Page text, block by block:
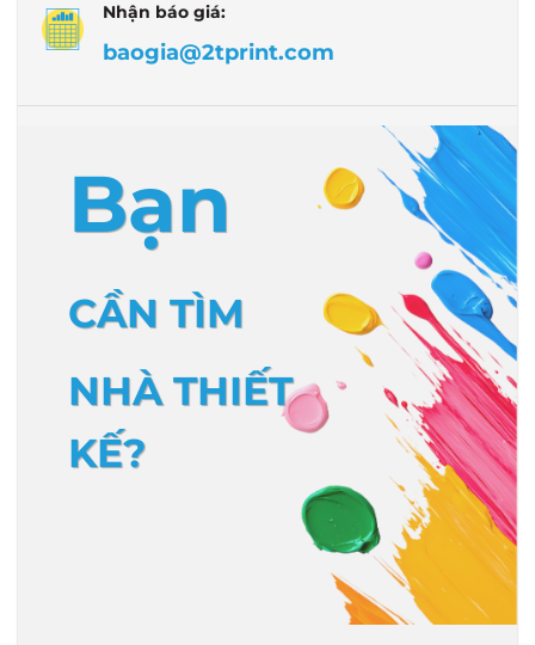
Nhận báo giá:
baogia@2tprint.com
Bạn
CẦN TÌM
NHÀ THIẾT
KẾ?